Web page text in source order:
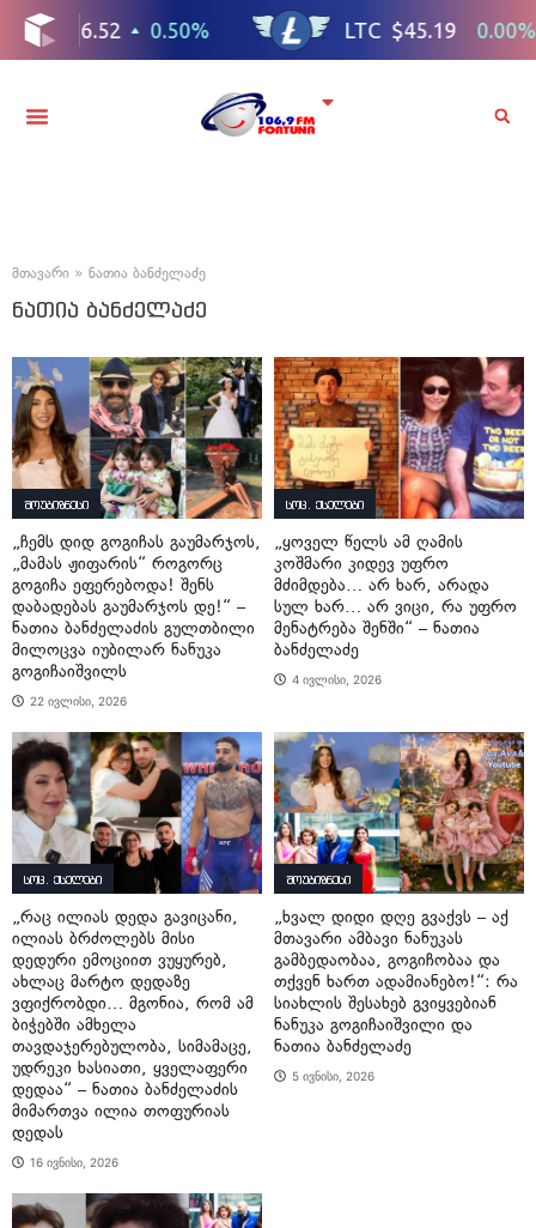
მთავარი » ნათია ბანძელაძე
ნათია ბანძელაძე
შოუბიზნესი
„ჩემს დიდ გოგიჩას გაუმარჯოს,
„მამას ჟიფარის“ როგორც
გოგიჩა ეფერებოდა! შენს
დაბადებას გაუმარჯოს დე!“ –
ნათია ბანძელაძის გულთბილი
მილოცვა იუბილარ ნანუკა
გოგიჩაიშვილს
22 ივლისი, 2026
სოც. ქსელები
„ყოველ წელს ამ ღამის
კოშმარი კიდევ უფრო
მძიმდება… არ ხარ, არადა
სულ ხარ… არ ვიცი, რა უფრო
მენატრება შენში“ – ნათია
ბანძელაძე
4 ივლისი, 2026
სოც. ქსელები
„რაც ილიას დედა გავიცანი,
ილიას ბრძოლებს მისი
დედური ემოციით ვუყურებ,
ახლაც მარტო დედაზე
ვფიქრობდი… მგონია, რომ ამ
ბიჭებში ამხელა
თავდაჯერებულობა, სიმამაცე,
უდრეკი ხასიათი, ყველაფერი
დედაა“ – ნათია ბანძელაძის
მიმართვა ილია თოფურიას
დედას
16 ივნისი, 2026
შოუბიზნესი
„ხვალ დიდი დღე გვაქვს – აქ
მთავარი ამბავი ნანუკას
გამბედაობაა, გოგიჩობაა და
თქვენ ხართ ადამიანებო!“: რა
სიახლის შესახებ გვიყვებიან
ნანუკა გოგიჩაიშვილი და
ნათია ბანძელაძე
5 ივნისი, 2026